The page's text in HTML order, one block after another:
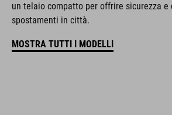
un telaio compatto per offrire sicurezza
spostamenti in città.
MOSTRA TUTTI I MODELLI